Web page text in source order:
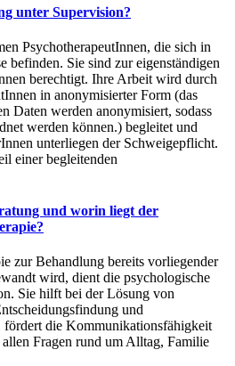
unter Supervision?
PsychotherapeutInnen, die sich in
befinden. Sie sind zur eigenständigen
berechtigt. Ihre Arbeit wird durch
in anonymisierter Form (das
Daten werden anonymisiert, sodass
werden können.) begleitet und
unterliegen der Schweigepflicht.
einer begleitenden
und worin liegt der
zur Behandlung bereits vorliegender
wird, dient die psychologische
Sie hilft bei der Lösung von
und
die Kommunikationsfähigkeit
Fragen rund um Alltag, Familie